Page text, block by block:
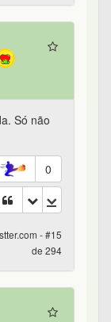
Só não
0
- #15
de 294